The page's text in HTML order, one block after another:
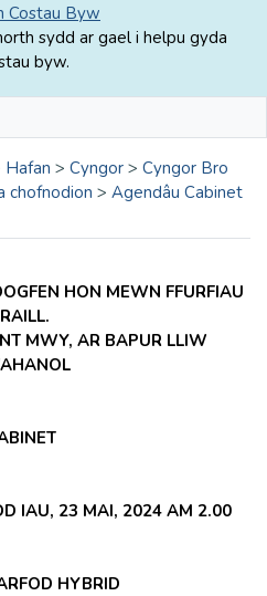
Costau Byw
sydd ar gael i helpu gyda
byw.
Hafan > Cyngor > Cyngor Bro
chofnodion > Agendâu Cabinet
HON MEWN FFURFIAU
MWY, AR BAPUR LLIW
IAU, 23 MAI, 2024 AM 2.00
HYBRID